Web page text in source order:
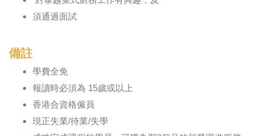
須通過面試
備註
學費全免
報讀時必須為 15歲或以上
香港合資格僱員
現正失業/待業/失學